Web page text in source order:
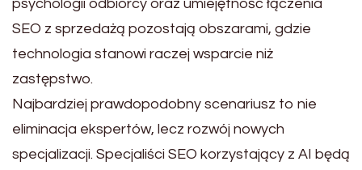
psychologii odbiorcy oraz umiejętność łączenia
SEO z sprzedażą pozostają obszarami, gdzie
technologia stanowi raczej wsparcie niż
zastępstwo.
Najbardziej prawdopodobny scenariusz to nie
eliminacja ekspertów, lecz rozwój nowych
specjalizacji. Specjaliści SEO korzystający z AI będą